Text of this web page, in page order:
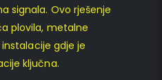
signala. Ovo rješenje
plovila, metalne
gdje je
ključna.